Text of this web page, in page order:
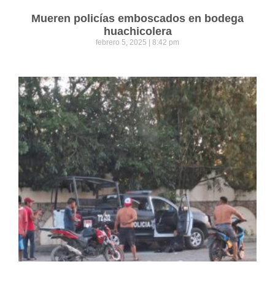
Mueren policías emboscados en bodega
huachicolera
febrero 5, 2025 8:42 pm